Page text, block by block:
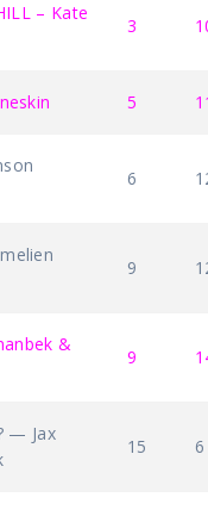
– Kate
3
5
6
9
&
9
— Jax
15 6